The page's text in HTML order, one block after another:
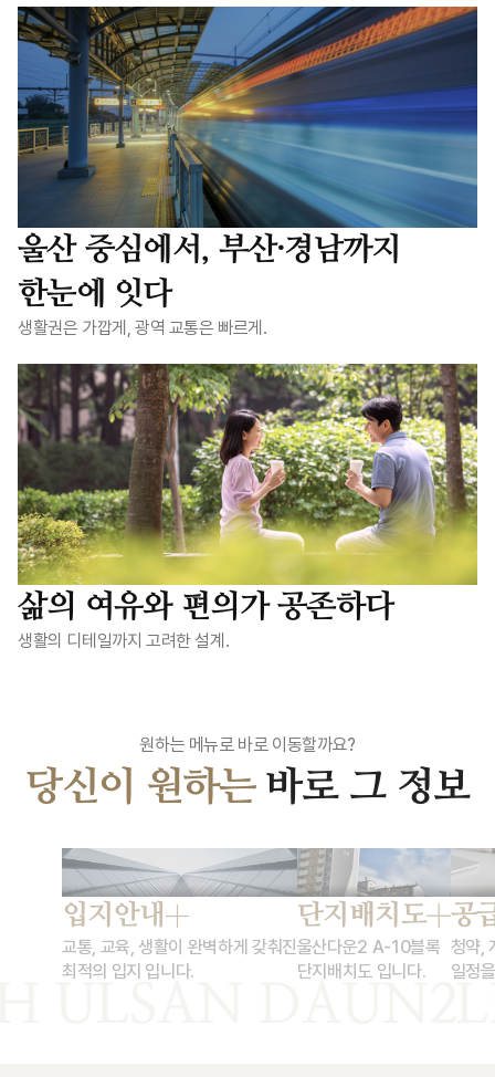
울산 중심에서, 부산·경남까지
한눈에 잇다
생활권은 가깝게, 광역 교통은 빠르게.
삶의 여유와 편의가 공존하다
생활의 디테일까지 고려한 설계.
원하는 메뉴로 바로 이동할까요?
당신이 원하는 바로 그 정보
입지안내
교통, 교육, 생활이 완벽하게 갖춰진
최적의 입지 입니다.
단지배치도
울산다운2 A-10블록
단지배치도 입니다.
공
청약,
일정